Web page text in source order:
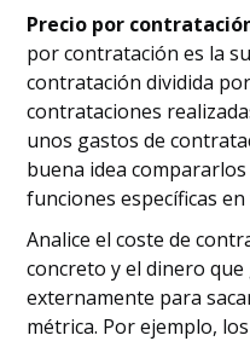
Precio por
por contratación es la
contratación dividida
contrataciones
unos gastos de
buena idea
funciones específicas
Analice el coste de
concreto y el dinero
externamente para
métrica. Por ejemplo,